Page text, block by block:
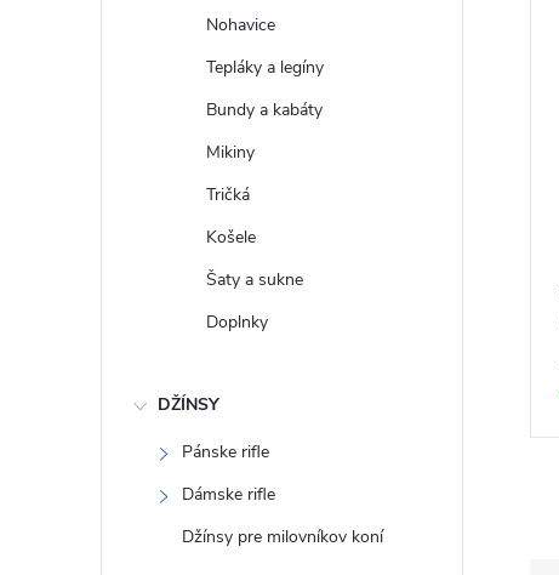
Nohavice
Tepláky a legíny
Bundy a kabáty
Mikiny
Tričká
Košele
Šaty a sukne
Doplnky
DŽÍNSY
Pánske rifle
Dámske rifle
Džínsy pre milovníkov koní
GAP Pánská Mikina fleece s
logem 851516-19